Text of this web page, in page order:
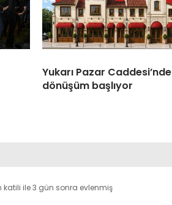
Yukarı Pazar Caddesi’nde
dönüşüm başlıyor
katili ile 3 gün sonra evlenmiş